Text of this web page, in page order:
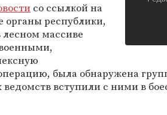
со ссылкой на
органы республики,
лесном массиве
была обнаружена
вступили с ними в